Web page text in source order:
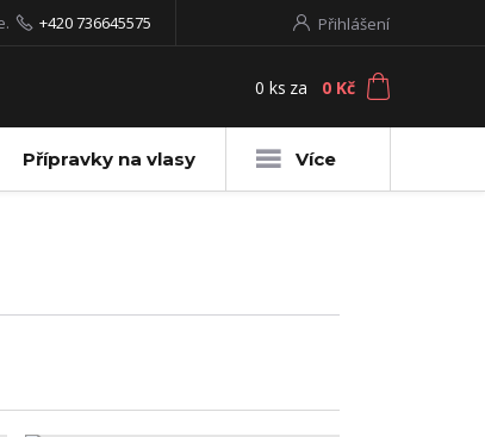
Přihlášení
+420 736645575
0 ks za 0 Kč
Přípravky na vlasy Více